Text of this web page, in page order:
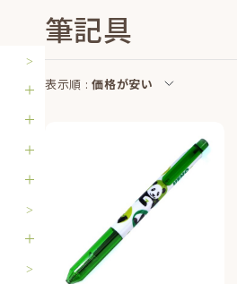
筆記具
表示順 : 価格が安い